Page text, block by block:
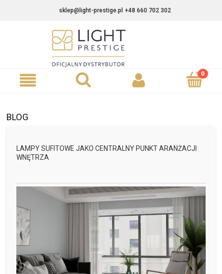
sklep@light-prestige.pl +48 660 702 302
BLOG
LAMPY SUFITOWE JAKO CENTRALNY PUNKT ARANŻACJI
WNĘTRZA